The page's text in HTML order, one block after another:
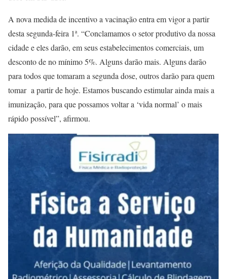
A nova medida de incentivo a vacinação entra em vigor a partir
desta segunda-feira 1ª. “Conclamamos o setor produtivo da nossa
cidade e eles darão, em seus estabelecimentos comerciais, um
desconto de no mínimo 5%. Alguns darão mais. Alguns darão
para todos que tomaram a segunda dose, outros darão para quem
tomar a partir de hoje. Estamos buscando estimular ainda mais a
imunização, para que possamos voltar a ‘vida normal’ o mais
rápido possível”, afirmou.